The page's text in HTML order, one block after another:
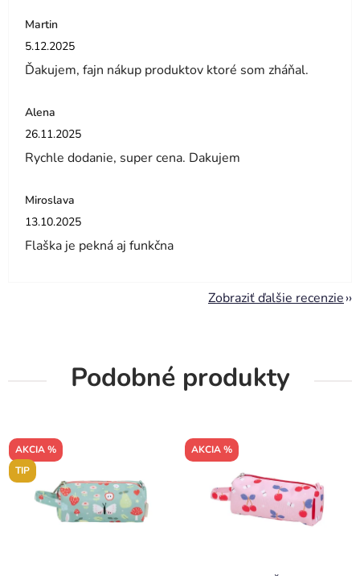
Martin
Hodnotenie obchodu je 5 z 5 hviezdičiek.
5.12.2025
Ďakujem, fajn nákup produktov ktoré som zháňal.
Alena
Hodnotenie obchodu je 5 z 5 hviezdičiek.
26.11.2025
Rychle dodanie, super cena. Dakujem
Miroslava
Hodnotenie obchodu je 5 z 5 hviezdičiek.
13.10.2025
Flaška je pekná aj funkčna
Zobraziť ďalšie recenzie
Podobné produkty
AKCIA %
TIP
AKCIA %